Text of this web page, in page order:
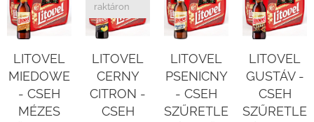
LITOVEL
MIEDOWE
- CSEH
MÉZES
LITOVEL
CERNY
CITRON -
CSEH
raktáron
LITOVEL
PSENICNY
- CSEH
SZŰRETLEN
LITOVEL
GUSTÁV -
CSEH